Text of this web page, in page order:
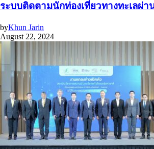
ระบบติดตามนักท่องเที่ยวทางทะเลผ่า
byKhun Jarin
August 22, 2024